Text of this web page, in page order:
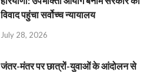
विवाद पहुंचा सर्वोच्च न्यायालय
July 28, 2026
जंतर-मंतर पर छात्रों-युवाओं के आंदोलन से